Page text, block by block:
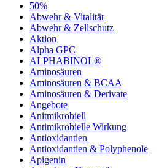
50%
Abwehr & Vitalität
Abwehr & Zellschutz
Aktion
Alpha GPC
ALPHABINOL®
Aminosäuren
Aminosäuren & BCAA
Aminosäuren & Derivate
Angebote
Anitmikrobiell
Antimikrobielle Wirkung
Antioxidantien
Antioxidantien & Polyphenole
Apigenin